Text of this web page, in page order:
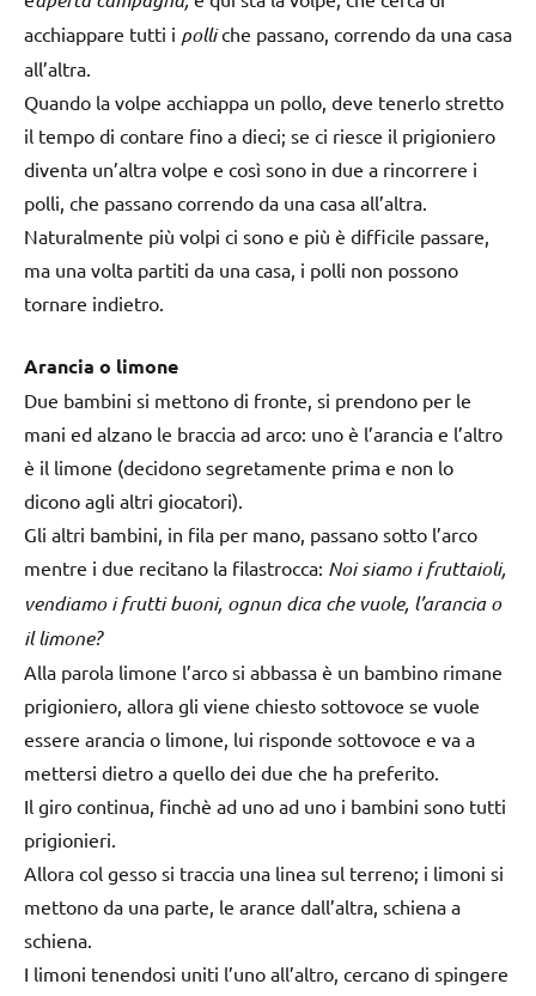
acchiappare tutti i polliche passano, correndo da una casa
all’altra.
Quando la volpe acchiappa un pollo, deve tenerlo stretto
il tempo di contare fino a dieci; se ci riesce il prigioniero
diventa un’altra volpe e così sono in due a rincorrere i
polli, che passano correndo da una casa all’altra.
Naturalmente più volpi ci sono e più è difficile passare,
ma una volta partiti da una casa, i polli non possono
tornare indietro.
Arancia o limone
Due bambini si mettono di fronte, si prendono per le
mani ed alzano le braccia ad arco: uno è l’arancia e l’altro
è il limone (decidono segretamente prima e non lo
dicono agli altri giocatori).
Gli altri bambini, in fila per mano, passano sotto l’arco
mentre i due recitano la filastrocca: Noi siamo i fruttaioli,
vendiamo i frutti buoni, ognun dica che vuole, l’arancia o
il limone?
Alla parola limone l’arco si abbassa è un bambino rimane
prigioniero, allora gli viene chiesto sottovoce se vuole
essere arancia o limone, lui risponde sottovoce e va a
mettersi dietro a quello dei due che ha preferito.
Il giro continua, finchè ad uno ad uno i bambini sono tutti
prigionieri.
Allora col gesso si traccia una linea sul terreno; i limoni si
mettono da una parte, le arance dall’altra, schiena a
schiena.
I limoni tenendosi uniti l’uno all’altro, cercano di spingere